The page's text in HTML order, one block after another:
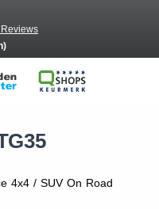
4x4 / SUV On Road